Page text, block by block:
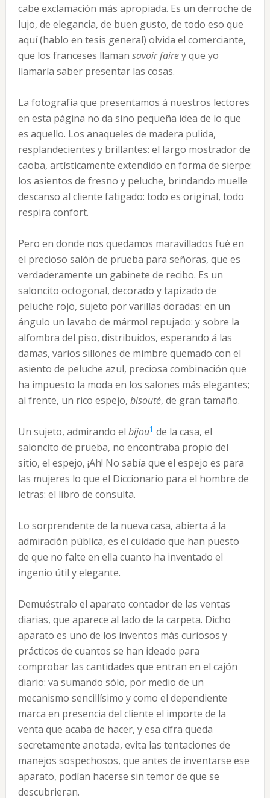
cabe exclamación más apropiada. Es un derroche de
lujo, de elegancia, de buen gusto, de todo eso que
aquí (hablo en tesis general) olvida el comerciante,
que los franceses llaman savoir fairey que yo
llamaría saber presentar las cosas.
La fotografía que presentamos á nuestros lectores
en esta página no da sino pequeña idea de lo que
es aquello. Los anaqueles de madera pulida,
resplandecientes y brillantes: el largo mostrador de
caoba, artísticamente extendido en forma de sierpe:
los asientos de fresno y peluche, brindando muelle
descanso al cliente fatigado: todo es original, todo
respira confort.
Pero en donde nos quedamos maravillados fué en
el precioso salón de prueba para señoras, que es
verdaderamente un gabinete de recibo. Es un
saloncito octogonal, decorado y tapizado de
peluche rojo, sujeto por varillas doradas: en un
ángulo un lavabo de mármol repujado: y sobre la
alfombra del piso, distribuidos, esperando á las
damas, varios sillones de mimbre quemado con el
asiento de peluche azul, preciosa combinación que
ha impuesto la moda en los salones más elegantes;
al frente, un rico espejo, bisouté, de gran tamaño.
Un sujeto, admirando el bijou1 de la casa, el
saloncito de prueba, no encontraba propio del
sitio, el espejo, ¡Ah! No sabía que el espejo es para
las mujeres lo que el Diccionario para el hombre de
letras: el libro de consulta.
Lo sorprendente de la nueva casa, abierta á la
admiración pública, es el cuidado que han puesto
de que no falte en ella cuanto ha inventado el
ingenio útil y elegante.
Demuéstralo el aparato contador de las ventas
diarias, que aparece al lado de la carpeta. Dicho
aparato es uno de los inventos más curiosos y
prácticos de cuantos se han ideado para
comprobar las cantidades que entran en el cajón
diario: va sumando sólo, por medio de un
mecanismo sencillísimo y como el dependiente
marca en presencia del cliente el importe de la
venta que acaba de hacer, y esa cifra queda
secretamente anotada, evita las tentaciones de
manejos sospechosos, que antes de inventarse ese
aparato, podían hacerse sin temor de que se
descubrieran.